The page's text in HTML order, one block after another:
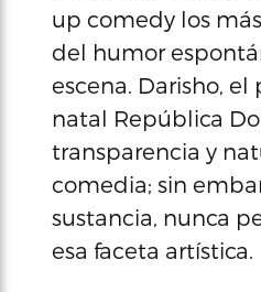
up comedy los
del humor
escena. Darisho,
natal República
transparencia y
comedia; sin
sustancia, nunca
esa faceta artística.